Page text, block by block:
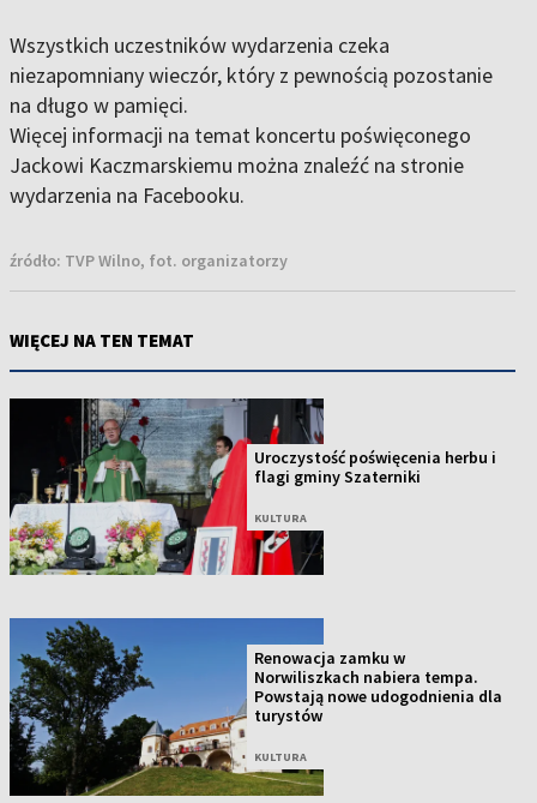
Wszystkich uczestników wydarzenia czeka
niezapomniany wieczór, który z pewnością pozostanie
na długo w pamięci.
Więcej informacji na temat koncertu poświęconego
Jackowi Kaczmarskiemu można znaleźć na stronie
wydarzenia na Facebooku.
źródło: TVP Wilno, fot. organizatorzy
WIĘCEJ NA TEN TEMAT
Uroczystość poświęcenia herbu i
flagi gminy Szaterniki
KULTURA
Renowacja zamku w
Norwiliszkach nabiera tempa.
Powstają nowe udogodnienia dla
turystów
KULTURA